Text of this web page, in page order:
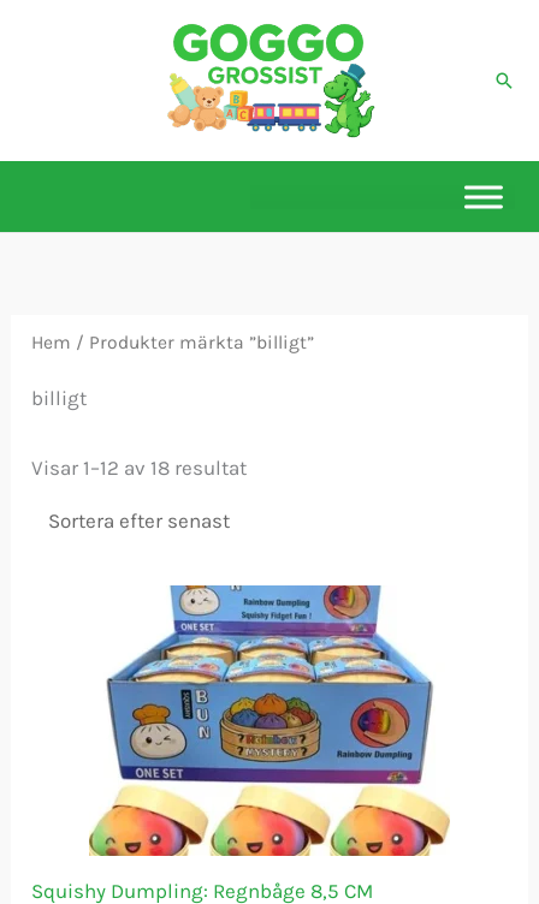
Sök
Hem / Produkter märkta ”billigt”
billigt
Visar 1–12 av 18 resultatSortera
Squishy Dumpling: Regnbåge 8,5 CM